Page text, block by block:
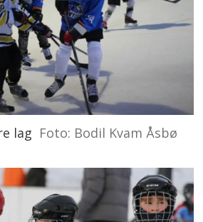
lag Foto: Bodil Kvam Åsbø